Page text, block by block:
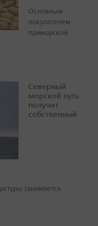
Основным
покупателем
приморской
Северный
морской путь
получит
собственный
занимается